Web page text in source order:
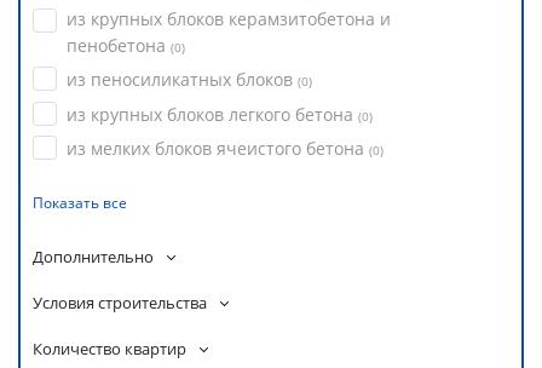
из крупных блоков керамзитобетона и
пенобетона (0)
из пеносиликатных блоков (0)
из крупных блоков легкого бетона (0)
из мелких блоков ячеистого бетона (0)
Показать все
Дополнительно
Условия строительства
Количество квартир